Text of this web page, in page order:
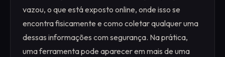
vazou, o que está exposto online, onde isso se
encontra fisicamente e como coletar qualquer uma
dessas informações com segurança. Na prática,
uma ferramenta pode aparecer em mais de uma